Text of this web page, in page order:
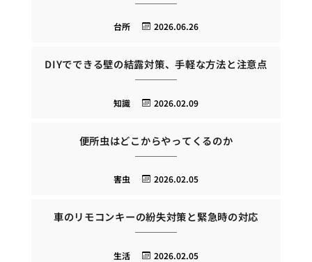
2026.06.26
台所
DIYでできる壁の結露対策、手軽な方法と注意点
2026.02.09
知識
便所虫はどこからやってくるのか
2026.02.05
害虫
車のリモコンキーの紛失対策と緊急時の対応
2026.02.05
生活